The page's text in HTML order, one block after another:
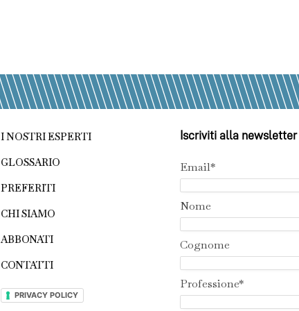
I NOSTRI ESPERTI
GLOSSARIO
PREFERITI
CHI SIAMO
ABBONATI
CONTATTI
PRIVACY POLICY
Iscriviti alla newsletter
Email*
Nome
Cognome
Professione*